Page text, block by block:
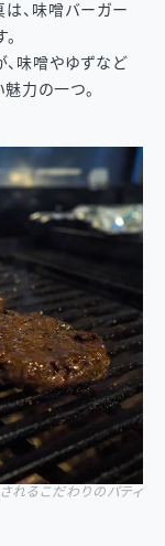
は、味噌バーガー
味噌やゆずなど
力の一つ。
れるこだわりのパティ